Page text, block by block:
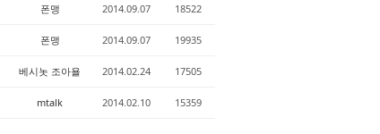
폰맹 2014.09.07 18522
폰맹 2014.09.07 19935
베시놋 조아욜 2014.02.24 17505
mtalk 2014.02.10 15359